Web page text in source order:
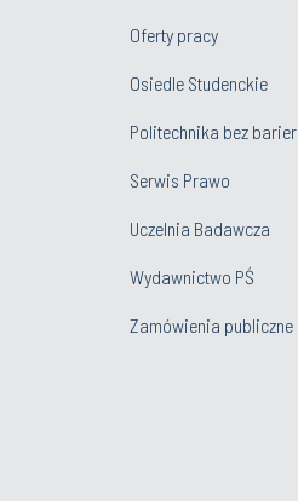
Oferty pracy
Osiedle Studenckie
Politechnika bez barier
Serwis Prawo
Uczelnia Badawcza
Wydawnictwo PŚ
Zamówienia publiczne